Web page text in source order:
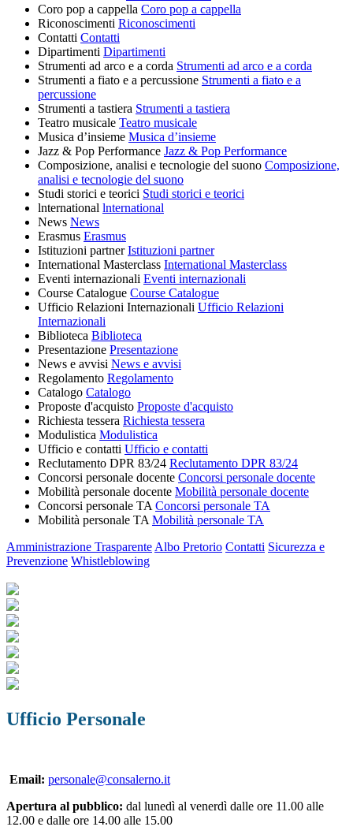
Coro pop a cappella Coro pop a cappella
Riconoscimenti Riconoscimenti
Contatti Contatti
Dipartimenti Dipartimenti
Strumenti ad arco e a corda Strumenti ad arco e a corda
Strumenti a fiato e a percussione Strumenti a fiato e a
percussione
Strumenti a tastiera Strumenti a tastiera
Teatro musicale Teatro musicale
Musica d’insieme Musica d’insieme
Jazz & Pop Performance Jazz & Pop Performance
Composizione, analisi e tecnologie del suono Composizione,
analisi e tecnologie del suono
Studi storici e teorici Studi storici e teorici
lnternational lnternational
News News
Erasmus Erasmus
Istituzioni partner Istituzioni partner
International Masterclass International Masterclass
Eventi internazionali Eventi internazionali
Course Catalogue Course Catalogue
Ufficio Relazioni Internazionali Ufficio Relazioni
Internazionali
Biblioteca Biblioteca
Presentazione Presentazione
News e avvisi News e avvisi
Regolamento Regolamento
Catalogo Catalogo
Proposte d'acquisto Proposte d'acquisto
Richiesta tessera Richiesta tessera
Modulistica Modulistica
Ufficio e contatti Ufficio e contatti
Reclutamento DPR 83/24 Reclutamento DPR 83/24
Concorsi personale docente Concorsi personale docente
Mobilità personale docente Mobilità personale docente
Concorsi personale TA Concorsi personale TA
Mobilità personale TA Mobilità personale TA
Amministrazione Trasparente Albo Pretorio Contatti Sicurezza e
Prevenzione Whistleblowing
Ufficio Personale
Email: personale@consalerno.it
Apertura al pubblico: dal lunedì al venerdì dalle ore 11.00 alle
12.00 e dalle ore 14.00 alle 15.00